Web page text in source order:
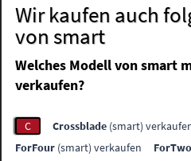
Wir kaufen auch
von smart
Welches Modell von smart
verkaufen?
C Crossblade (smart)
ForFour (smart) verkaufen ForTwo